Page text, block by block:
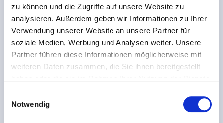
zu können und die Zugriffe auf unsere Website zu
analysieren. Außerdem geben wir Informationen zu Ihrer
Verwendung unserer Website an unsere Partner für
soziale Medien, Werbung und Analysen weiter. Unsere
Partner führen diese Informationen möglicherweise mit
weiteren Daten zusammen, die Sie ihnen bereitgestellt
Notwendig